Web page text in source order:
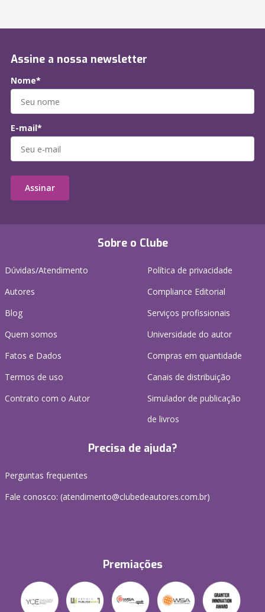
Sobre o Clube
Dúvidas/Atendimento
Autores
Blog
Quem somos
Fatos e Dados
Termos de uso
Contrato com o Autor
Política de privacidade
Compliance Editorial
Serviços profissionais
Universidade do autor
Compras em quantidade
Canais de distribuição
Simulador de publicação
de livros
Precisa de ajuda?
Perguntas frequentes
Fale conosco: (atendimento@clubedeautores.com.br)
Premiações
Assine a nossa newsletter
Nome*
E-mail*
Assinar